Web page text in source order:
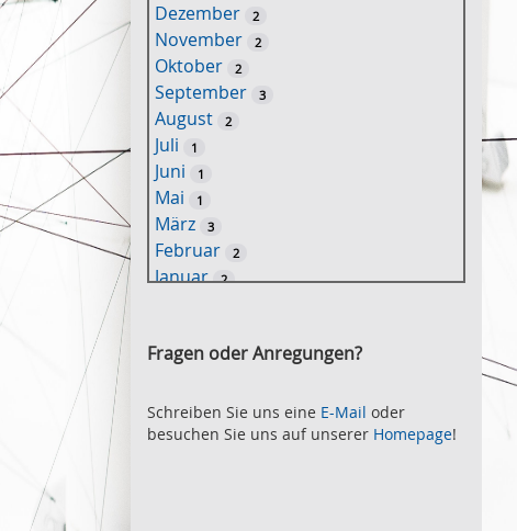
w
o
r
u
c
Dezember 2
November 2
Oktober 2
September 3
August 2
Juli 1
Juni 1
Mai 1
März 3
Februar 2
Januar 2
Oktober 2
August 2
Juli 2
Fragen oder Anregungen?
Schreiben Sie uns eine E-Mail oder
besuchen Sie uns auf unserer Homepage!